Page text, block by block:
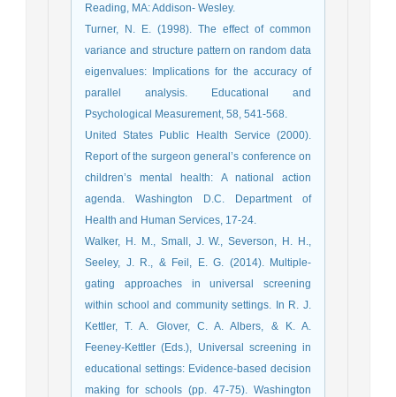
Reading, MA: Addison- Wesley.
Turner, N. E. (1998). The effect of common
variance and structure pattern on random data
eigenvalues: Implications for the accuracy of
parallel analysis. Educational and
Psychological Measurement, 58, 541-568.
United States Public Health Service (2000).
Report of the surgeon general’s conference on
children’s mental health: A national action
agenda. Washington D.C. Department of
Health and Human Services, 17-24.
Walker, H. M., Small, J. W., Severson, H. H.,
Seeley, J. R., & Feil, E. G. (2014). Multiple-
gating approaches in universal screening
within school and community settings. In R. J.
Kettler, T. A. Glover, C. A. Albers, & K. A.
Feeney-Kettler (Eds.), Universal screening in
educational settings: Evidence-based decision
making for schools (pp. 47-75). Washington